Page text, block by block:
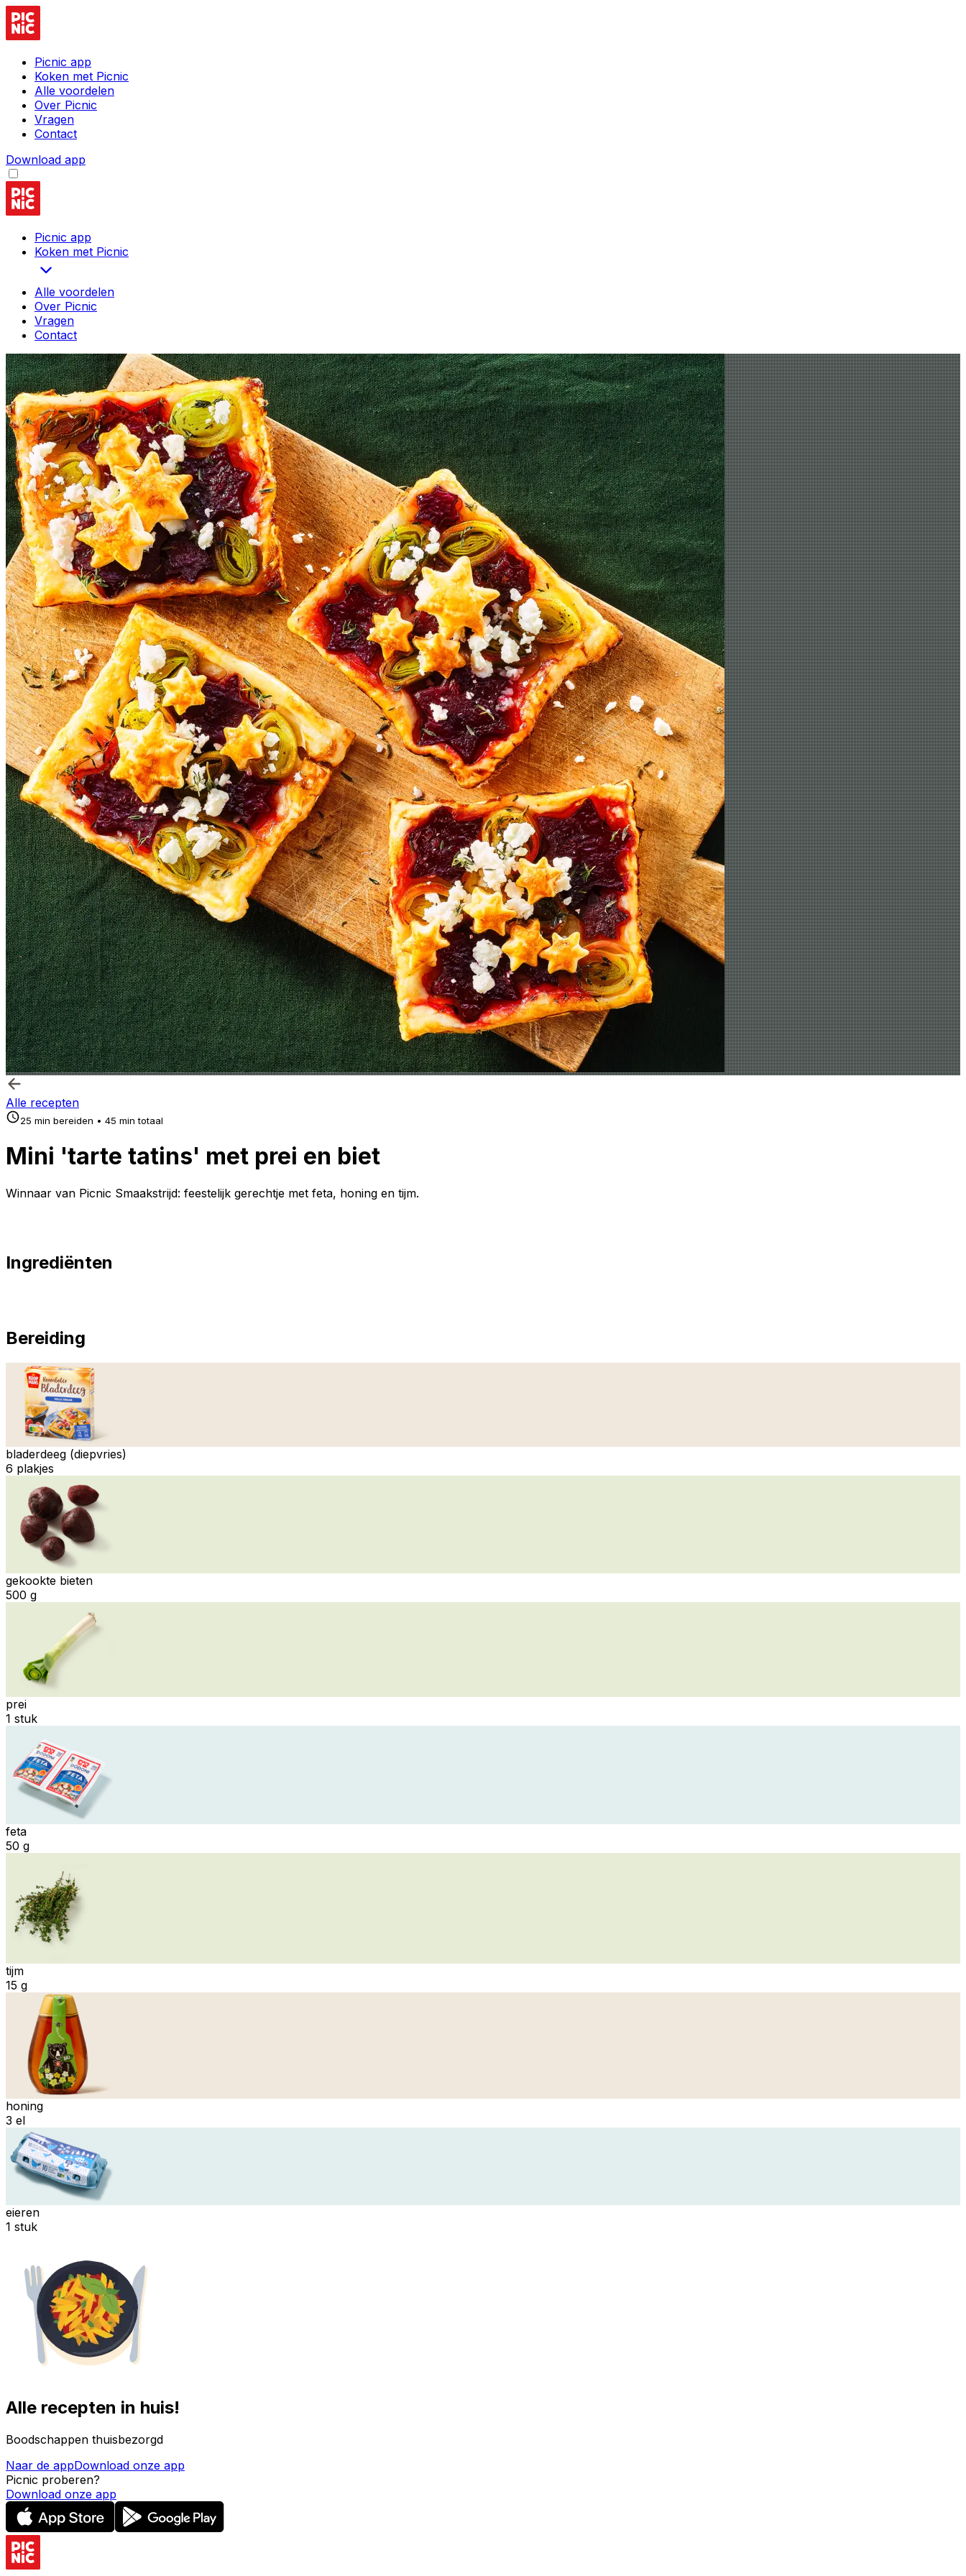
Picnic app
Koken met Picnic
Alle voordelen
Over Picnic
Vragen
Contact
Download app
Picnic app
Koken met Picnic
Alle voordelen
Over Picnic
Vragen
Contact
Alle recepten
25 min bereiden • 45 min totaal
Mini 'tarte tatins' met prei en biet
Winnaar van Picnic Smaakstrijd: feestelijk gerechtje met feta, honing en tijm.
Ingrediënten
Bereiding
bladerdeeg (diepvries)
6 plakjes
gekookte bieten
500 g
prei
1 stuk
feta
50 g
tijm
15 g
honing
3 el
eieren
1 stuk
Alle recepten in huis!
Boodschappen thuisbezorgd
Naar de appDownload onze app
Picnic proberen?
Download onze app